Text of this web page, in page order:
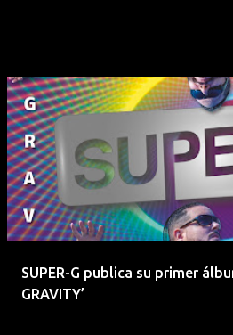
SUPER-G publica su primer
GRAVITY’